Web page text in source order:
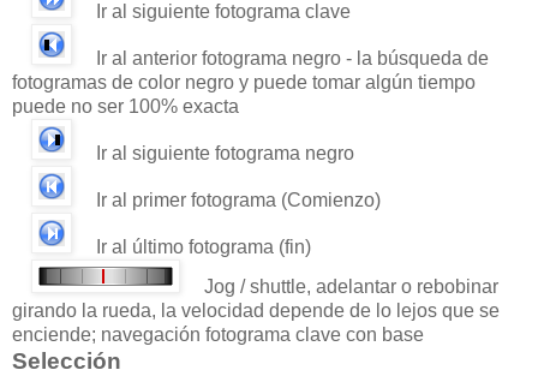
Ir al siguiente fotograma clave
Ir al anterior fotograma negro - la búsqueda de
fotogramas de color negro y puede tomar algún tiempo
puede no ser 100% exacta
Ir al siguiente fotograma negro
Ir al primer fotograma (Comienzo)
Ir al último fotograma (fin)
Jog / shuttle, adelantar o rebobinar
girando la rueda, la velocidad depende de lo lejos que se
enciende; navegación fotograma clave con base
Selección